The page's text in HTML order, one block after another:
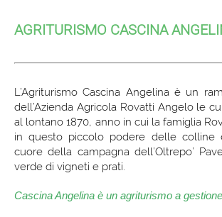
AGRITURISMO CASCINA
L’Agriturismo Cascina Angelina è un
dell’Azienda Agricola Rovatti Angelo le
al lontano 1870, anno in cui la famiglia
in questo piccolo podere delle colline
cuore della campagna dell’Oltrepo’
verde di vigneti e prati.
Cascina Angelina è un agriturismo a